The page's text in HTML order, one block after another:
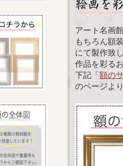
アート名画
もちろん額
にて製作致
作品を彩る
下記「額の
のページよ